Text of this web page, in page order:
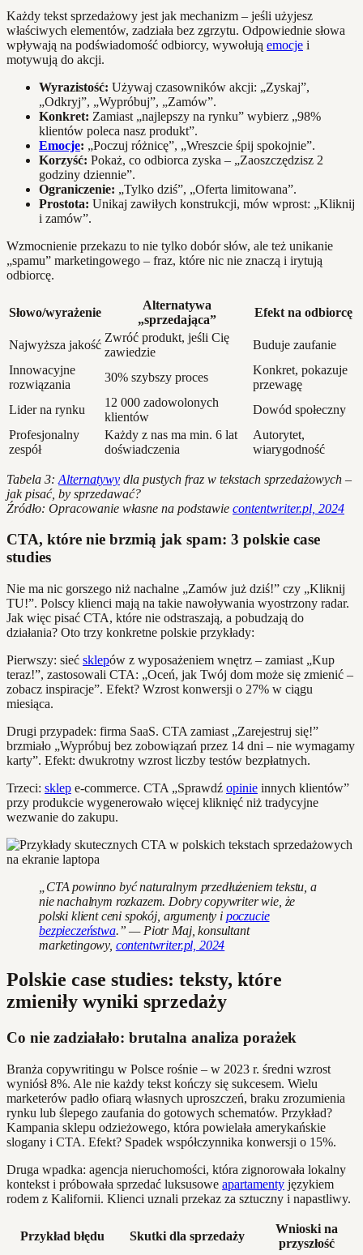
Każdy tekst sprzedażowy jest jak mechanizm – jeśli użyjesz
właściwych elementów, zadziała bez zgrzytu. Odpowiednie słowa
wpływają na podświadomość odbiorcy, wywołują emocje i
motywują do akcji.
Wyrazistość: Używaj czasowników akcji: „Zyskaj”,
„Odkryj”, „Wypróbuj”, „Zamów”.
Konkret: Zamiast „najlepszy na rynku” wybierz „98%
klientów poleca nasz produkt”.
Emocje: „Poczuj różnicę”, „Wreszcie śpij spokojnie”.
Korzyść: Pokaż, co odbiorca zyska – „Zaoszczędzisz 2
godziny dziennie”.
Ograniczenie: „Tylko dziś”, „Oferta limitowana”.
Prostota: Unikaj zawiłych konstrukcji, mów wprost: „Kliknij
i zamów”.
Wzmocnienie przekazu to nie tylko dobór słów, ale też unikanie
„spamu” marketingowego – fraz, które nic nie znaczą i irytują
odbiorcę.
Słowo/wyrażenie
Alternatywa
„sprzedająca”
Efekt na odbiorcę
Najwyższa jakość
Zwróć produkt, jeśli Cię
zawiedzie
Buduje zaufanie
Innowacyjne
rozwiązania
30% szybszy proces
Konkret, pokazuje
przewagę
Lider na rynku
12 000 zadowolonych
klientów
Dowód społeczny
Profesjonalny
zespół
Każdy z nas ma min. 6 lat
doświadczenia
Autorytet,
wiarygodność
Tabela 3: Alternatywy dla pustych fraz w tekstach sprzedażowych –
jak pisać, by sprzedawać?
Źródło: Opracowanie własne na podstawie contentwriter.pl, 2024
CTA, które nie brzmią jak spam: 3 polskie case
studies
Nie ma nic gorszego niż nachalne „Zamów już dziś!” czy „Kliknij
TU!”. Polscy klienci mają na takie nawoływania wyostrzony radar.
Jak więc pisać CTA, które nie odstraszają, a pobudzają do
działania? Oto trzy konkretne polskie przykłady:
Pierwszy: sieć sklepów z wyposażeniem wnętrz – zamiast „Kup
teraz!”, zastosowali CTA: „Oceń, jak Twój dom może się zmienić –
zobacz inspiracje”. Efekt? Wzrost konwersji o 27% w ciągu
miesiąca.
Drugi przypadek: firma SaaS. CTA zamiast „Zarejestruj się!”
brzmiało „Wypróbuj bez zobowiązań przez 14 dni – nie wymagamy
karty”. Efekt: dwukrotny wzrost liczby testów bezpłatnych.
Trzeci: sklep e-commerce. CTA „Sprawdź opinie innych klientów”
przy produkcie wygenerowało więcej kliknięć niż tradycyjne
wezwanie do zakupu.
„CTA powinno być naturalnym przedłużeniem tekstu, a
nie nachalnym rozkazem. Dobry copywriter wie, że
polski klient ceni spokój, argumenty i poczucie
bezpieczeństwa.” — Piotr Maj, konsultant
marketingowy, contentwriter.pl, 2024
Polskie case studies: teksty, które
zmieniły wyniki sprzedaży
Co nie zadziałało: brutalna analiza porażek
Branża copywritingu w Polsce rośnie – w 2023 r. średni wzrost
wyniósł 8%. Ale nie każdy tekst kończy się sukcesem. Wielu
marketerów padło ofiarą własnych uproszczeń, braku zrozumienia
rynku lub ślepego zaufania do gotowych schematów. Przykład?
Kampania sklepu odzieżowego, która powielała amerykańskie
slogany i CTA. Efekt? Spadek współczynnika konwersji o 15%.
Druga wpadka: agencja nieruchomości, która zignorowała lokalny
kontekst i próbowała sprzedać luksusowe apartamenty językiem
rodem z Kalifornii. Klienci uznali przekaz za sztuczny i napastliwy.
Przykład błędu Skutki dla sprzedaży
Wnioski na
przyszłość